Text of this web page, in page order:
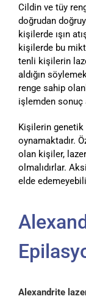
Cildin ve tüy
doğrudan
kişilerde ışın
kişilerde bu
tenli kişilerin
aldığın
renge sahip
işlemden sonuç
Kişilerin genetik
oynamaktadır.
olan kişiler,
olmalıdırlar.
elde
Alexandrite